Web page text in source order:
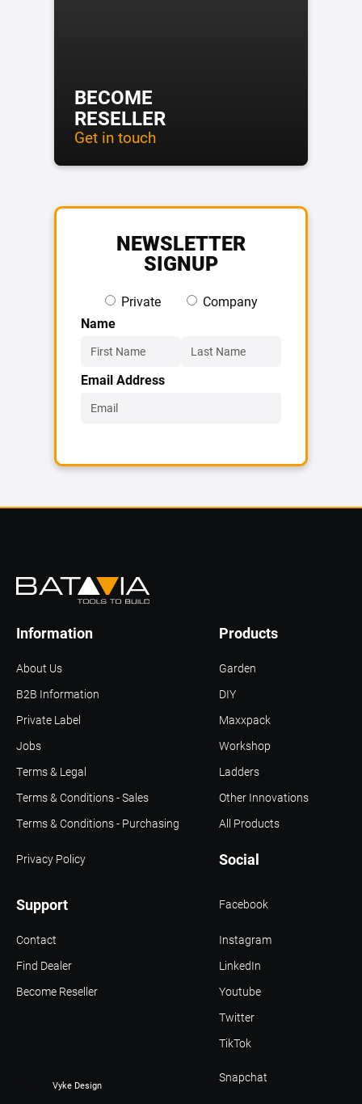
BECOME
RESELLER
Get in touch
NEWSLETTER
SIGNUP
Private
Company
Name
Email Address
Support
Products
Social
About Us
Information
B2B Information
Terms & Legal
Terms & Conditions - Sales
Terms & Conditions - Purchasing
Privacy Policy
Jobs
Private Label
Garden
Contact
Find Dealer
Become Reseller
DIY
Maxxpack
Workshop
Ladders
All Products
Other Innovations
Facebook
Youtube
Twitter
TikTok
Snapchat
LinkedIn
Instagram
Vyke Design